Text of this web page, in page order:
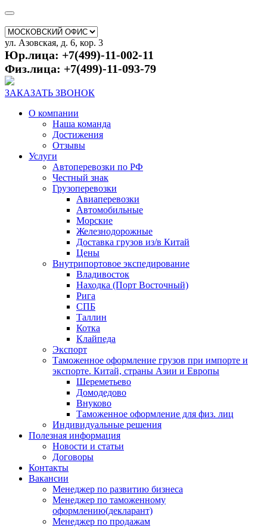
ул. Азовская, д. 6, кор. 3
Юр.лица: +7(499)-11-002-11
Физ.лица: +7(499)-11-093-79
ЗАКАЗАТЬ ЗВОНОК
О компании
Наша команда
Достижения
Отзывы
Услуги
Автоперевозки по РФ
Честный знак
Грузоперевозки
Авиаперевозки
Автомобильные
Морские
Железнодорожные
Доставка грузов из/в Китай
Цены
Внутрипортовое экспедирование
Владивосток
Находка (Порт Восточный)
Рига
СПБ
Таллин
Котка
Клайпеда
Экспорт
Таможенное оформление грузов при импорте и
экспорте. Китай, страны Азии и Европы
Шереметьево
Домодедово
Внуково
Таможенное оформление для физ. лиц
Индивидуальные решения
Полезная информация
Новости и статьи
Договоры
Контакты
Вакансии
Менеджер по развитию бизнеса
Менеджер по таможенному
оформлению(декларант)
Менеджер по продажам